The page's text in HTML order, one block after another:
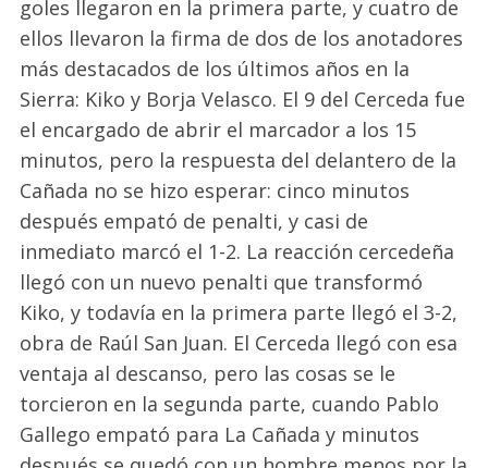
goles llegaron en la primera parte, y cuatro de
ellos llevaron la firma de dos de los anotadores
más destacados de los últimos años en la
Sierra: Kiko y Borja Velasco. El 9 del Cerceda fue
el encargado de abrir el marcador a los 15
minutos, pero la respuesta del delantero de la
Cañada no se hizo esperar: cinco minutos
después empató de penalti, y casi de
inmediato marcó el 1-2. La reacción cercedeña
llegó con un nuevo penalti que transformó
Kiko, y todavía en la primera parte llegó el 3-2,
obra de Raúl San Juan. El Cerceda llegó con esa
ventaja al descanso, pero las cosas se le
torcieron en la segunda parte, cuando Pablo
Gallego empató para La Cañada y minutos